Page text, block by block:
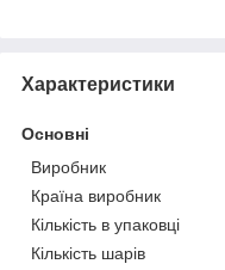
Характеристики
Основні
Виробник
Країна виробник
Кількість в упаковці
Кількість шарів